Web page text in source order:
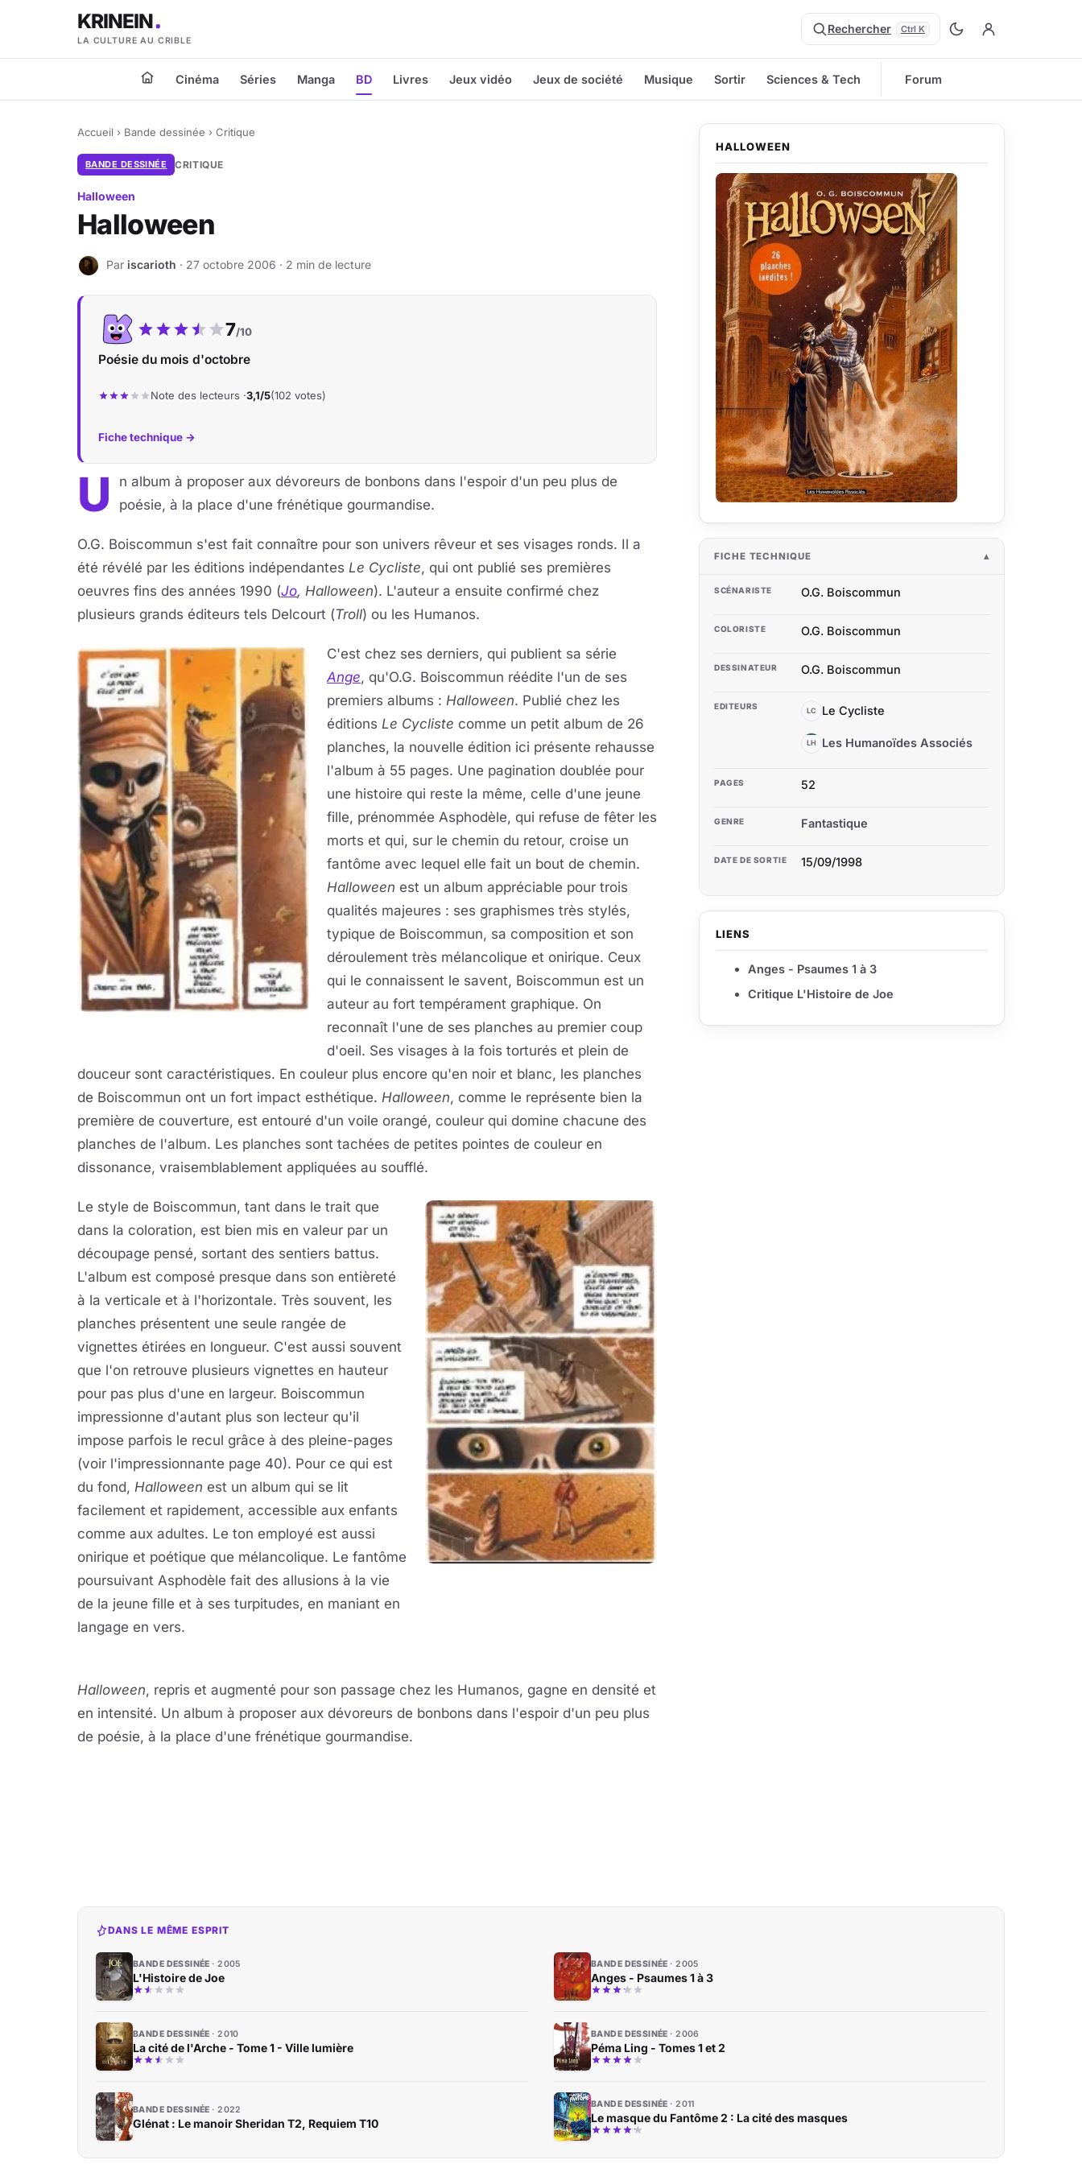
KRINEIN
LA CULTURE AU CRIBLE
Rechercher Ctrl K
Cinéma Séries Manga BD Livres Jeux vidéo Jeux de société Musique Sortir Sciences & Tech Forum
Accueil › Bande dessinée › Critique
BANDE DESSINÉE CRITIQUE
Halloween
Halloween
I Par iscarioth · 27 octobre 2006 · 2 min de lecture
Notre note :
7/10
Poésie du mois d'octobre
Note des lecteurs ·3,1/5(102 votes)
Fiche technique →
U
n album à proposer aux dévoreurs de bonbons dans l'espoir d'un peu plus de
poésie, à la place d'une frénétique gourmandise.
O.G. Boiscommun s'est fait connaître pour son univers rêveur et ses visages ronds. Il a
été révélé par les éditions indépendantes Le Cycliste, qui ont publié ses premières
oeuvres fins des années 1990 (Jo, Halloween). L'auteur a ensuite confirmé chez
plusieurs grands éditeurs tels Delcourt (Troll) ou les Humanos.
C'est chez ses derniers, qui publient sa série
Ange, qu'O.G. Boiscommun réédite l'un de ses
premiers albums : Halloween. Publié chez les
éditions Le Cycliste comme un petit album de 26
planches, la nouvelle édition ici présente rehausse
l'album à 55 pages. Une pagination doublée pour
une histoire qui reste la même, celle d'une jeune
fille, prénommée Asphodèle, qui refuse de fêter les
morts et qui, sur le chemin du retour, croise un
fantôme avec lequel elle fait un bout de chemin.
Halloween est un album appréciable pour trois
qualités majeures : ses graphismes très stylés,
typique de Boiscommun, sa composition et son
déroulement très mélancolique et onirique. Ceux
qui le connaissent le savent, Boiscommun est un
auteur au fort tempérament graphique. On
reconnaît l'une de ses planches au premier coup
d'oeil. Ses visages à la fois torturés et plein de
douceur sont caractéristiques. En couleur plus encore qu'en noir et blanc, les planches
de Boiscommun ont un fort impact esthétique. Halloween, comme le représente bien la
première de couverture, est entouré d'un voile orangé, couleur qui domine chacune des
planches de l'album. Les planches sont tachées de petites pointes de couleur en
dissonance, vraisemblablement appliquées au soufflé.
Le style de Boiscommun, tant dans le trait que
dans la coloration, est bien mis en valeur par un
découpage pensé, sortant des sentiers battus.
L'album est composé presque dans son entièreté
à la verticale et à l'horizontale. Très souvent, les
planches présentent une seule rangée de
vignettes étirées en longueur. C'est aussi souvent
que l'on retrouve plusieurs vignettes en hauteur
pour pas plus d'une en largeur. Boiscommun
impressionne d'autant plus son lecteur qu'il
impose parfois le recul grâce à des pleine-pages
(voir l'impressionnante page 40). Pour ce qui est
du fond, Halloween est un album qui se lit
facilement et rapidement, accessible aux enfants
comme aux adultes. Le ton employé est aussi
onirique et poétique que mélancolique. Le fantôme
poursuivant Asphodèle fait des allusions à la vie
de la jeune fille et à ses turpitudes, en maniant en
langage en vers.
Halloween, repris et augmenté pour son passage chez les Humanos, gagne en densité et
en intensité. Un album à proposer aux dévoreurs de bonbons dans l'espoir d'un peu plus
de poésie, à la place d'une frénétique gourmandise.
HALLOWEEN
FICHE TECHNIQUE
SCÉNARISTE O.G. Boiscommun
COLORISTE O.G. Boiscommun
DESSINATEUR O.G. Boiscommun
EDITEURS LC Le Cycliste
LH Les Humanoïdes Associés
PAGES 52
GENRE Fantastique
DATE DE SORTIE 15/09/1998
LIENS
Anges - Psaumes 1 à 3
Critique L'Histoire de Joe
DANS LE MÊME ESPRIT
BANDE DESSINÉE 2005
L'Histoire de Joe
BANDE DESSINÉE 2005
Anges - Psaumes 1 à 3
BANDE DESSINÉE 2010
La cité de l'Arche - Tome 1 - Ville lumière
BANDE DESSINÉE 2006
Péma Ling - Tomes 1 et 2
BANDE DESSINÉE 2022
Glénat : Le manoir Sheridan T2, Requiem T10
BANDE DESSINÉE 2011
Le masque du Fantôme 2 : La cité des masques